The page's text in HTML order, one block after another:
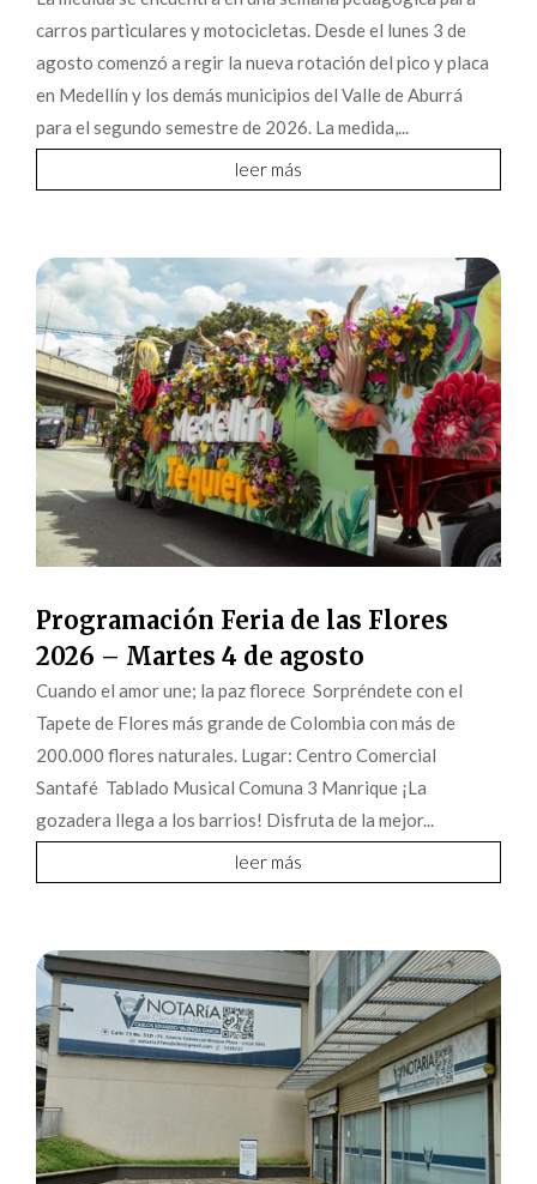
carros particulares y motocicletas. Desde el lunes 3 de
agosto comenzó a regir la nueva rotación del pico y placa
en Medellín y los demás municipios del Valle de Aburrá
para el segundo semestre de 2026. La medida,...
leer más
Programación Feria de las Flores
2026 – Martes 4 de agosto
Cuando el amor une; la paz florece Sorpréndete con el
Tapete de Flores más grande de Colombia con más de
200.000 flores naturales. Lugar: Centro Comercial
Santafé Tablado Musical Comuna 3 Manrique ¡La
gozadera llega a los barrios! Disfruta de la mejor...
leer más